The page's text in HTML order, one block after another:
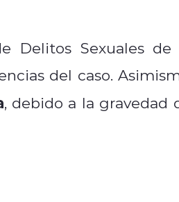
Delitos Sexuales de
del caso.
, debido a la gravedad